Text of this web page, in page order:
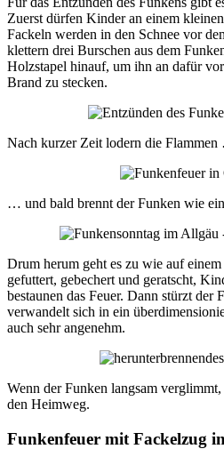
Zuerst dürfen Kinder an einem
Fackeln werden in den Schnee vor
klettern drei Burschen aus dem
Holzstapel hinauf, um ihn an dafür
Brand zu stecken.
Nach kurzer Zeit lodern die
… und bald brennt der Funken wie
Drum herum geht es zu wie auf
gefuttert, gebechert und geratscht,
bestaunen das Feuer. Dann stürzt der
verwandelt sich in ein
auch sehr angenehm.
Wenn der Funken langsam
den Heimweg.
Funkenfeuer mit Fackelzug